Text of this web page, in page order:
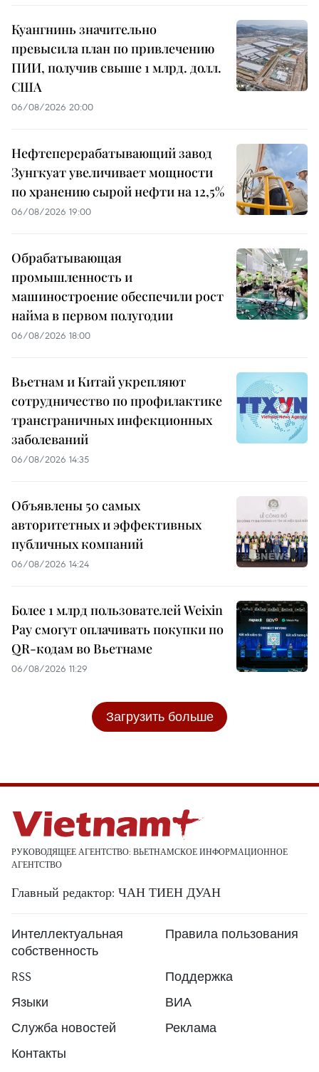
Куангнинь значительно
превысила план по привлечению
ПИИ, получив свыше 1 млрд. долл.
США
06/08/2026 20:00
Нефтеперерабатывающий завод
Зунгкуат увеличивает мощности
по хранению сырой нефти на 12,5%
06/08/2026 19:00
Обрабатывающая
промышленность и
машиностроение обеспечили рост
найма в первом полугодии
06/08/2026 18:00
Вьетнам и Китай укрепляют
сотрудничество по профилактике
трансграничных инфекционных
заболеваний
06/08/2026 14:35
Объявлены 50 самых
авторитетных и эффективных
публичных компаний
06/08/2026 14:24
Более 1 млрд пользователей Weixin
Pay смогут оплачивать покупки по
QR-кодам во Вьетнаме
06/08/2026 11:29
Загрузить больше
РУКОВОДЯЩЕЕ АГЕНТСТВО: ВЬЕТНАМСКОЕ ИНФОРМАЦИОННОЕ
АГЕНТСТВО
Главный редактор: ЧАН ТИЕН ДУАН
Интеллектуальная
собственность
Правила пользования
RSS
Поддержка
Языки
ВИА
Служба новостей
Реклама
Контакты